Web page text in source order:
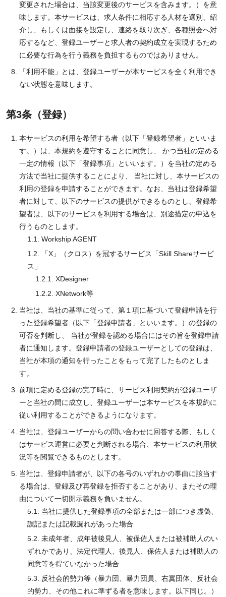
変更された場合は、当該変更後のサービスを含みます。）を意
味します。本サービスは、求人条件に相応する人材を選別、紹
介し、もしくは面接を設定し、連絡を取り次ぎ、各種照会へ対
応するなど、登録ユーザーと求人者の契約成立を実現するため
に必要な行為を行う義務を負担するものではありません。
「利用不能」とは、登録ユーザーが本サービスを全く利用でき
ない状態を意味します。
第3条（登録）
本サービスの利用を希望する者（以下「登録希望者」といいま
す。）は、本規約を遵守することに同意し、 かつ当社の定める
一定の情報（以下「登録事項」といいます。）を当社の定める
方法で当社に提供することにより、 当社に対し、本サービスの
利用の登録を申請することができます。なお、当社は登録希望
者に対して、以下のサービスの提供ができるものとし、登録希
望者は、以下のサービスを利用する場合は、別途措定の申込を
行うものとします。
1.1. Workship AGENT
1.2. 「X」（クロス）を冠するサービス「Skill Shareサービ
ス」
1.2.1. XDesigner
1.2.2. XNetwork等
当社は、当社の基準に従って、第１項に基づいて登録申請を行
った登録希望者（以下「登録申請者」といいます。）の登録の
可否を判断し、 当社が登録を認める場合にはその旨を登録申請
者に通知します。登録申請者の登録ユーザーとしての登録は、
当社が本項の通知を行ったことをもって完了したものとしま
す。
前項に定める登録の完了時に、サービス利用契約が登録ユーザ
ーと当社の間に成立し、登録ユーザーは本サービスを本規約に
従い利用することができるようになります。
当社は、登録ユーザーからの問い合わせに回答する際、もしく
はサービス運営に必要と判断される場合、本サービスの利用状
況等を閲覧できるものとします。
当社は、登録申請者が、以下の各号のいずれかの事由に該当す
る場合は、登録及び再登録を拒否することがあり、またその理
由について一切開示義務を負いません。
5.1. 当社に提供した登録事項の全部または一部につき虚偽、
誤記または記載漏れがあった場合
5.2. 未成年者、成年被後見人、被保佐人または被補助人のい
ずれかであり、法定代理人、後見人、保佐人または補助人の
同意等を得ていなかった場合
5.3. 反社会的勢力等（暴力団、暴力団員、右翼団体、反社会
的勢力、その他これに準ずる者を意味します。以下同じ。）